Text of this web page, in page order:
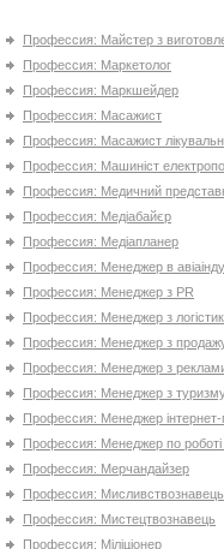
Профессия: Майстер з
Профессия: Маркетолог
Профессия: Маркшейдер
Профессия: Масажист
Профессия: Масажист
Профессия: Машиніст
Профессия: Медичний
Профессия: Медіабайєр
Профессия: Медіапланер
Профессия: Менеджер в
Профессия: Менеджер з PR
Профессия: Менеджер з
Профессия: Менеджер з
Профессия: Менеджер з
Профессия: Менеджер з
Профессия: Менеджер інтернет-
Профессия: Менеджер по
Профессия: Мерчандайзер
Профессия: Мисливствознавець
Профессия: Мистецтвознавець
Профессия: Міліціонер